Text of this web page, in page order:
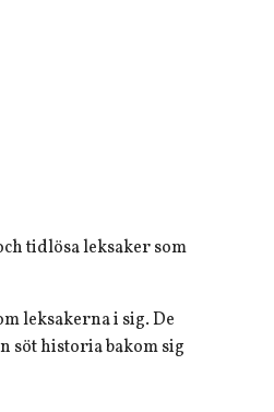
tidlösa leksaker som
leksakerna i sig. De
söt historia bakom sig